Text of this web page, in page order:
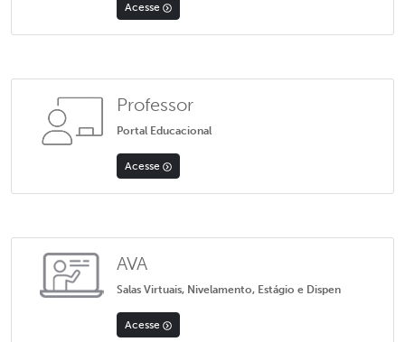
Acesse
Professor
Portal Educacional
Acesse
AVA
Salas Virtuais, Nivelamento, Estágio e Dispen
Acesse